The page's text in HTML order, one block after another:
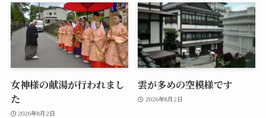
女神様の献湯が行われまし
た
2026年8月2日
雲が多めの空模様です
2026年8月2日